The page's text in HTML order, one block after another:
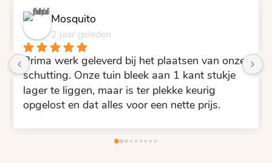
Mosquito
2 jaar geleden
Prima werk geleverd bij het plaatsen van onze
schutting. Onze tuin bleek aan 1 kant stukje
lager te liggen, maar is ter plekke keurig
opgelost en dat alles voor een nette prijs.